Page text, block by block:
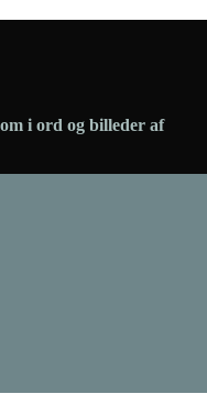
i ord og billeder af